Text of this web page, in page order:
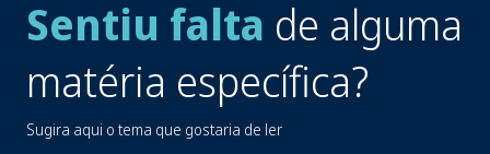
Sentiu falta de alguma
matéria específica?
Sugira aqui o tema que gostaria de ler